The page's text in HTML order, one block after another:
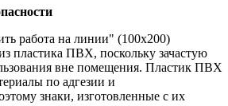
работа на линии" (100х200)
пластика ПВХ, поскольку зачастую
вне помещения. Пластик ПВХ
по адгезии и
знаки, изготовленные с их